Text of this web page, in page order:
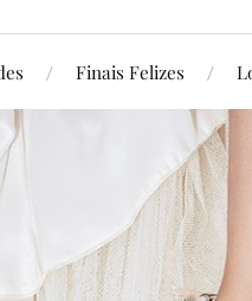
Finais Felizes